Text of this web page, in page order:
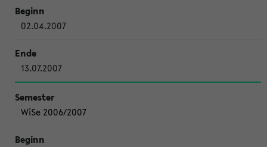
02.04.2007
13.07.2007
WiSe 2006/2007